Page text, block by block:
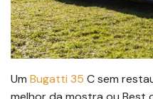
Um Bugatti 35 C sem